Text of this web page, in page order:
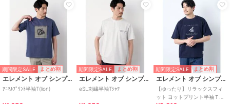
期間限定SALE まとめ割
エレメント オブ シンプルライフ
ｱﾆﾏﾙﾌﾟﾘﾝﾄ半袖T(lion)
期間限定SALE まとめ割
エレメント オブ シンプルライフ
eSL刺繍半袖Tｼｬﾂ
期間限定SALE まとめ割
エレメント オブ シンプルライフ
【ゆったり】リラックスフィ
ット ヨットプリント半袖Ｔシ